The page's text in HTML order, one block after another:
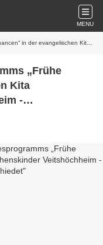
MENU
Veitshöchheim - Sprachförderkraft Marion Hammer verabschiedet
„Frühe
Kita
-